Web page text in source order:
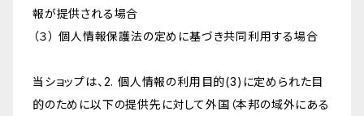
報が提供される場合
（３） 個人情報保護法の定めに基づき共同利用する場合
当ショップは、2. 個人情報の利用目的(3)に定められた目
的のために以下の提供先に対して外国（本邦の域外にある